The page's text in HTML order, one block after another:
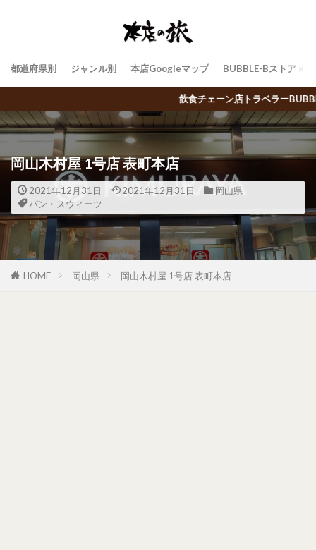
都道府県別 ジャンル別 本店Googleマップ BUBBLE-Bストア
飲食チェーン店トラベラーBUBBLE-Bによる日本中のご当地チェーン店の
岡山木村屋 1号店 表町本店
2021年12月31日 2021年12月31日
岡山県
パン・スウィーツ
HOME 岡山県 岡山木村屋 1号店 表町本店